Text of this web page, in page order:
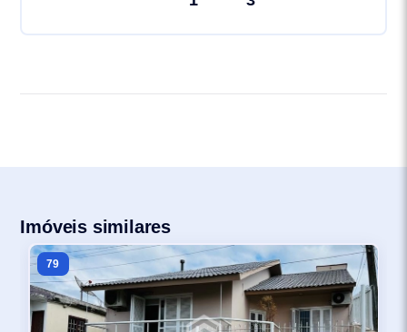
Imóveis similares
79